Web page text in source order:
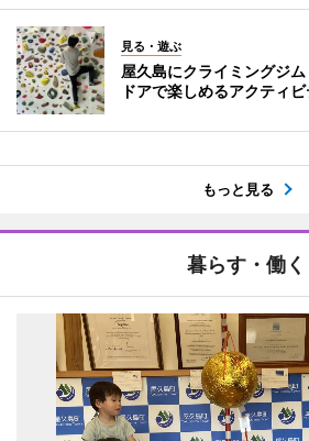
見る・遊ぶ
屋久島にクライミングジ
ドアで楽しめるアクティ
もっと見る
暮らす・働く